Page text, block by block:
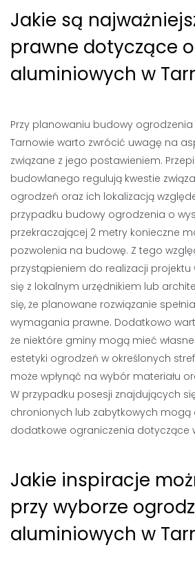
Jakie są
prawne dotyczące
aluminiowych w
Przy planowaniu budowy
Tarnowie warto zwrócić uwagę na
związane z jego postawieniem.
budowlanego regulują kwestie
ogrodzeń oraz ich lokalizacją
przypadku budowy ogrodzenia o
przekraczającej 2 metry konieczne
pozwolenia na budowę. Z tego
przystąpieniem do realizacji
się z lokalnym urzędnikiem lub
się, że planowane rozwiązanie
wymagania prawne. Dodatkowo
że niektóre gminy mogą mieć
estetyki ogrodzeń w określonych
może wpłynąć na wybór materiału
W przypadku posesji znajdujących
chronionych lub zabytkowych mogą
dodatkowe ograniczenia dotyczące
Jakie inspiracje
przy wyborze
aluminiowych w